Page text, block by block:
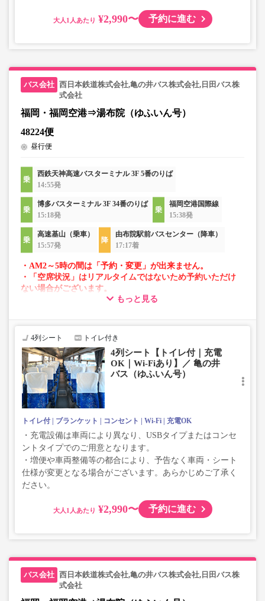
大人 ¥2,990〜 予約に進む
西日本鉄道株式会社,亀の井バス株式会社,日田バス株
式会社
福岡・福岡空港⇒湯布院（ゆふいん号）
48224便
昼行便
西鉄天神高速バスターミナル 3F 5番のりば
14:55発
博多バスターミナル 3F 34番のりば
15:18発
福岡空港国際線
15:38発
高速基山（乗車）
15:57発
由布院駅前バスセンター（降車）
17:17着
・AM2～5時の間は「予約・変更」が出来ません。
・「空席状況」はリアルタイムではないため予約いただけ
ない場合がございます。
・車両は予告なく変更となる場合がございます。これに伴
で、あらかじめご了承ください。
もっと見る
4列シート トイレ付き
4列シート【トイレ付｜充電
OK｜Wi-Fiあり】／ 亀の井
バス（ゆふいん号）
トイレ付 ブランケット コンセント Wi-Fi 充電OK
・充電設備は車両により異なり、USBタイプまたはコンセ
ントタイプでのご用意となります。
・増便や車両整備等の都合により、予告なく車両・シート
仕様が変更となる場合がございます。あらかじめご了承く
ださい。
大人 ¥2,990〜 予約に進む
西日本鉄道株式会社,亀の井バス株式会社,日田バス株
式会社